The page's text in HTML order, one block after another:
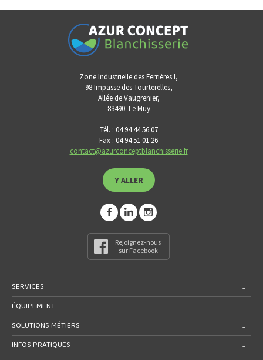
Zone Industrielle des Ferrières I,
98 Impasse des Tourterelles,
Allée de Vaugrenier,
83490 Le Muy
Tél. : 04 94 44 56 07
Fax : 04 94 51 01 26
contact@azurconceptblanchisserie.fr
Y ALLER
Rejoignez-nous
sur Facebook
SERVICES
ÉQUIPEMENT
SOLUTIONS MÉTIERS
INFOS PRATIQUES